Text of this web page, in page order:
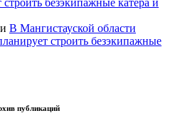
В Мангистауской области
строить безэкипажные
публикаций